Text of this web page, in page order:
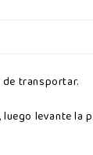
de transportar.
levante la